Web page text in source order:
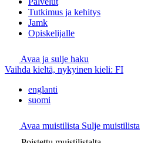
Tutkimus ja kehitys
Jamk
Opiskelijalle
Avaa ja sulje haku
Vaihda kieltä, nykyinen kieli: FI
englanti
suomi
Avaa muistilista Sulje muistilista